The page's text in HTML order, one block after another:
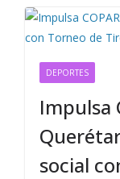
DEPORTES
Impulsa
social